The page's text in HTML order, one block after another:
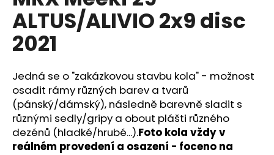
0,0
z
5
hvězdiček.
ALTUS/ALIVIO 2x9 disc
2021
Jedná se o "zakázkovou stavbu kola" - možnost
osadit rámy různých barev a tvarů
(pánský/dámský), následně barevně sladit s
různými sedly/gripy a obout plášti různého
dezénů (hladké/hrubé...).Foto kola vždy v
reálném provedení a osazení - foceno na
a
j
í
?
HLEDAT